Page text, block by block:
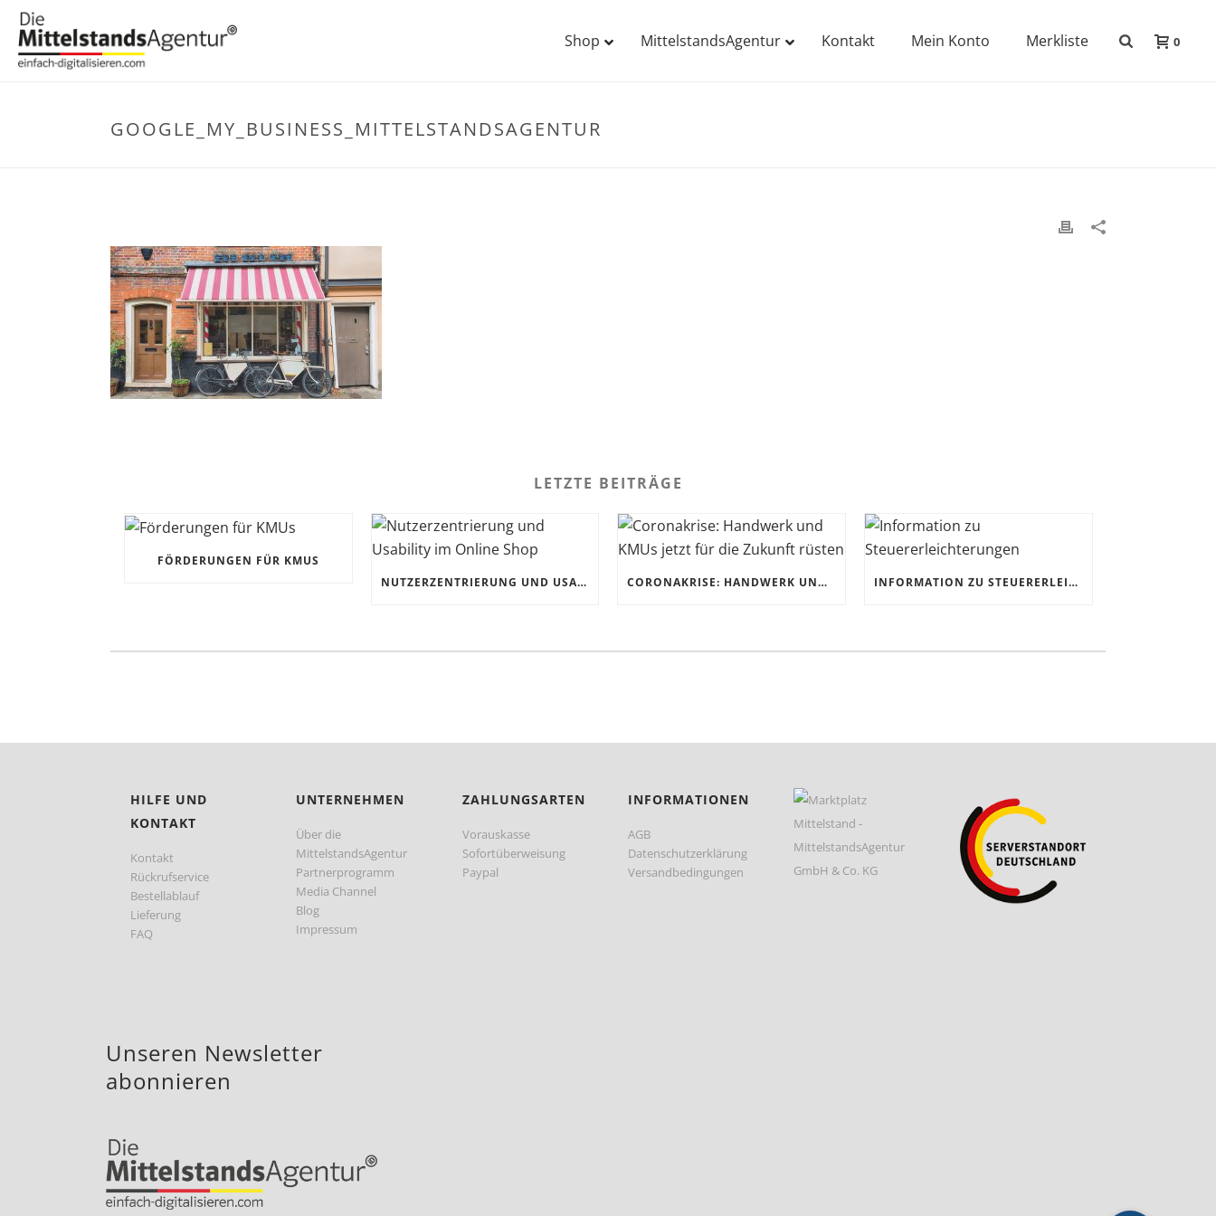
Shop MittelstandsAgentur Kontakt Mein Konto Merkliste 0
GOOGLE_MY_BUSINESS_MITTELSTANDSAGENTUR
LETZTE BEITRÄGE
FÖRDERUNGEN FÜR KMUS
NUTZERZENTRIERUNG UND USABILITY IM ONLINE SHOP
CORONAKRISE: HANDWERK UND KMUS JETZT FÜR DIE ZUKUNFT RÜSTEN INFORMATION ZU STEUERERLEICHTERUNGEN
HILFE UND
KONTAKT
Kontakt
Rückrufservice
Bestellablauf
Lieferung
FAQ
UNTERNEHMEN
Über die
MittelstandsAgentur
Partnerprogramm
Media Channel
Blog
Impressum
ZAHLUNGSARTEN
Vorauskasse
Sofortüberweisung
Paypal
INFORMATIONEN
AGB
Datenschutzerklärung
Versandbedingungen
Unseren Newsletter
abonnieren